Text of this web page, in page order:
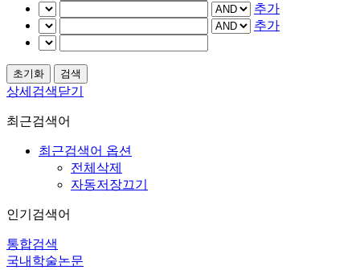
추가
추가
상세검색닫기
최근검색어
최근검색어 옵션
전체삭제
자동저장끄기
인기검색어
통합검색
국내학술논문